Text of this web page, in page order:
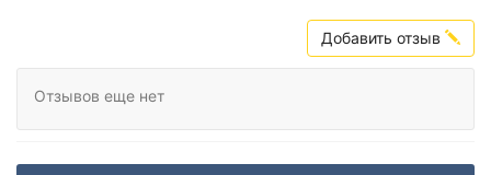
Добавить отзыв
Отзывов еще нет
Сбросить